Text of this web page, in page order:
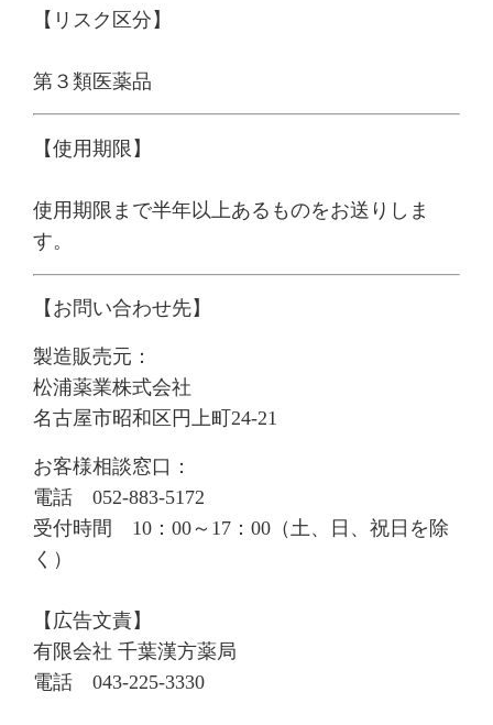
【リスク区分】
第３類医薬品
【使用期限】
使用期限まで半年以上あるものをお送りしま
す。
【お問い合わせ先】
製造販売元：
松浦薬業株式会社
名古屋市昭和区円上町24-21
お客様相談窓口：
電話 052-883-5172
受付時間 10：00～17：00（土、日、祝日を除
く）
【広告文責】
有限会社 千葉漢方薬局
電話 043-225-3330